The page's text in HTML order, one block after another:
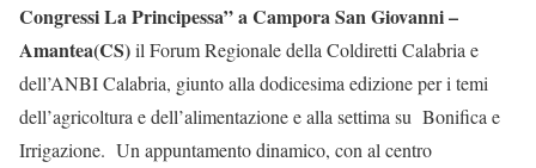
Congressi La Principessa” a Campora San Giovanni –
Amantea(CS)il Forum Regionale della Coldiretti Calabria e
dell’ANBI Calabria, giunto alla dodicesima edizione per i temi
dell’agricoltura e dell’alimentazione e alla settima su Bonifica e
Irrigazione. Un appuntamento dinamico, con al centro